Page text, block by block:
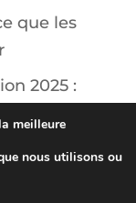
que les
2025 :
: ce
meilleure
nous utilisons ou